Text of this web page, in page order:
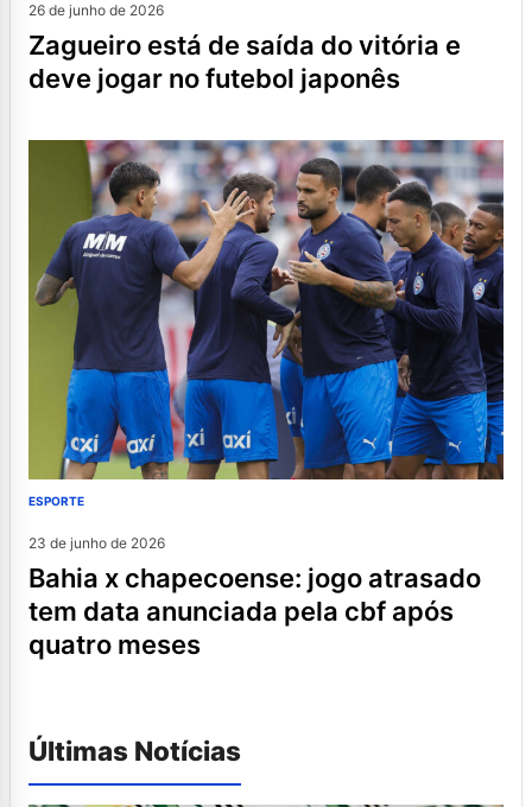
26 de junho de 2026
zagueiro está de saída do vitória e
deve jogar no futebol japonês
ESPORTE
23 de junho de 2026
bahia x chapecoense: jogo atrasado
tem data anunciada pela cbf após
quatro meses
Últimas Notícias